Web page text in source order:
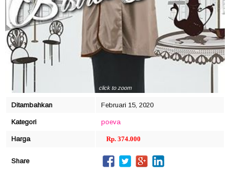
click to zoom
Ditambahkan Februari 15, 2020
Kategori poeva
Harga Rp. 374.000
Share